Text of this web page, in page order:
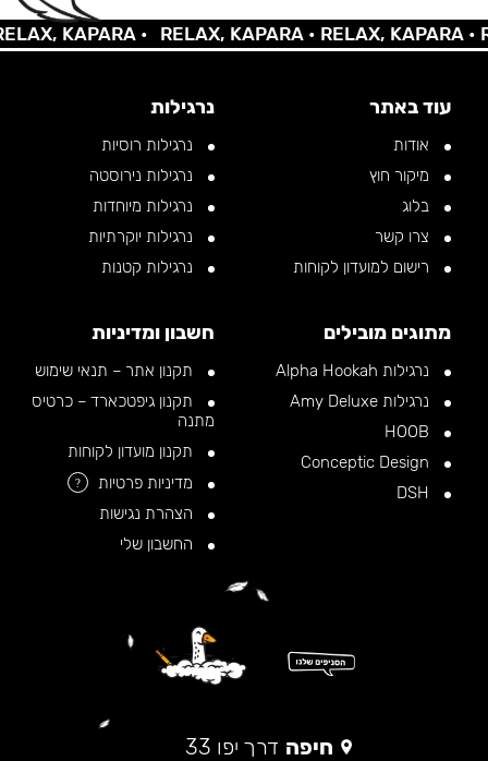
KAPARA • RELAX, KAPARA •RELAX, KAPARA •
עוד באתר
אודות
מיקור חוץ
בלוג
צרו קשר
רישום למועדון לקוחות
נרגילות
נרגילות רוסיות
נרגילות נירוסטה
נרגילות מיוחדות
נרגילות יוקרתיות
נרגילות קטנות
מתוגים מובילים
נרגילות Alpha Hookah
נרגילות Amy Deluxe
חשבון ומדיניות
תקנון אתר – תנאי שימוש
תקנון גיפטכארד – כרטיס
מתנה
תקנון מועדון לקוחות
מדיניות פרטיות
?
הצהרת נגישות
החשבון שלי
חיפה דרך יפו 33